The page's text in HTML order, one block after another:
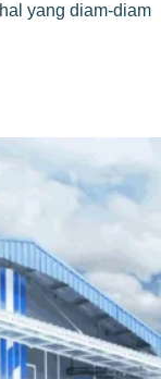
yang diam-diam